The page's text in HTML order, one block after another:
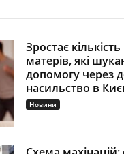
Зростає
матерів, які
допомогу через
насильство в
Новини